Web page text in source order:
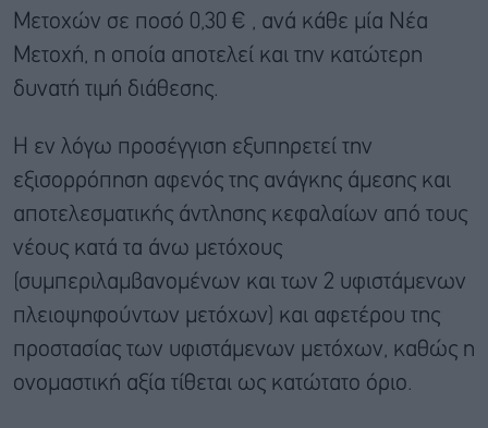
Μετοχών σε ποσό 0,30 € , ανά κάθε μία Νέα
Μετοχή, η οποία αποτελεί και την κατώτερη
δυνατή τιμή διάθεσης.
Η εν λόγω προσέγγιση εξυπηρετεί την
εξισορρόπηση αφενός της ανάγκης άμεσης και
αποτελεσματικής άντλησης κεφαλαίων από τους
νέους κατά τα άνω μετόχους
(συμπεριλαμβανομένων και των 2 υφιστάμενων
πλειοψηφούντων μετόχων) και αφετέρου της
προστασίας των υφιστάμενων μετόχων, καθώς η
ονομαστική αξία τίθεται ως κατώτατο όριο.